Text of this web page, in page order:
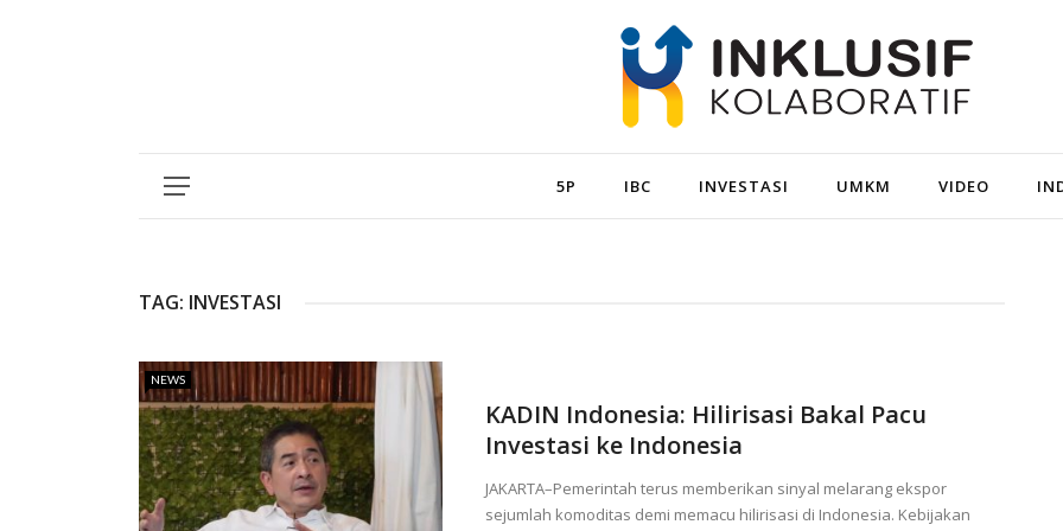
5P IBC INVESTASI UMKM VIDEO
TAG: INVESTASI
NEWS
KADIN Indonesia: Hilirisasi Bakal Pacu
Investasi ke Indonesia
JAKARTA–Pemerintah terus memberikan sinyal melarang ekspor
sejumlah komoditas demi memacu hilirisasi di Indonesia. Kebijakan